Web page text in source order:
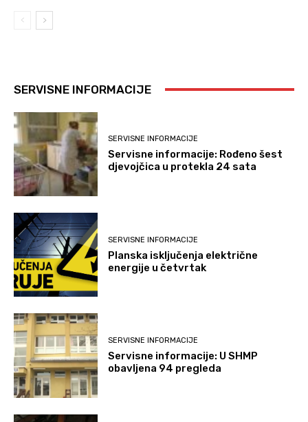
SERVISNE INFORMACIJE
SERVISNE INFORMACIJE
Servisne informacije: Rođeno šest
djevojčica u protekla 24 sata
SERVISNE INFORMACIJE
Planska isključenja električne
energije u četvrtak
SERVISNE INFORMACIJE
Servisne informacije: U SHMP
obavljena 94 pregleda